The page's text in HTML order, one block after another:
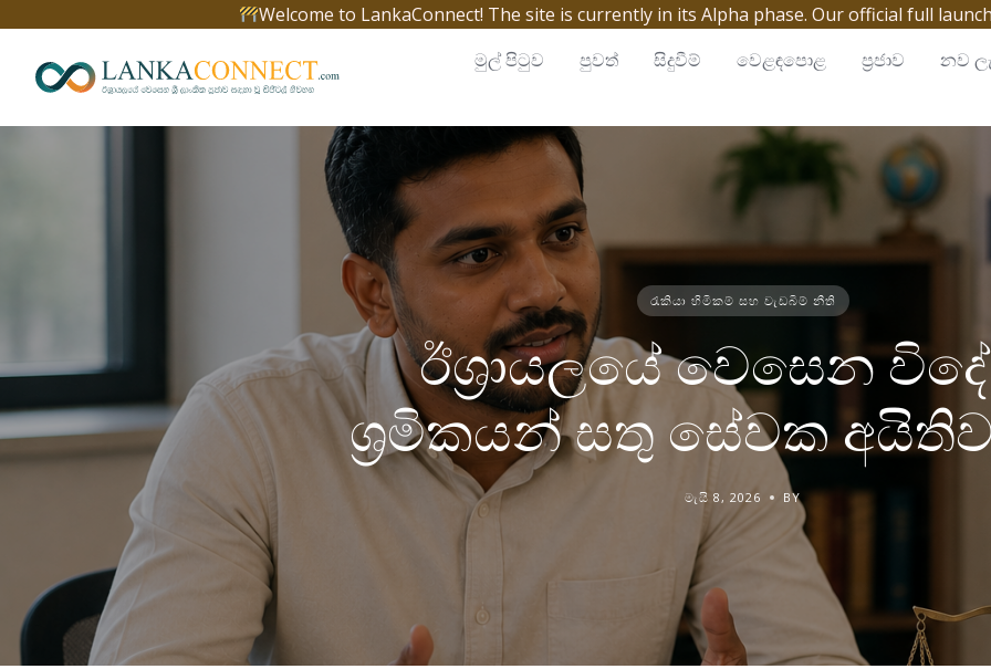
Welcome to LankaConnect! The site is currently in its Alpha phase. Our official full
content
මුල් පිටුව පුවත් සිදුවීම් වෙළඳපොළ ප්‍රජාව නව
රැකියා හිමිකම් සහ වැඩබිම් නීති
ඊශ්‍රායලයේ වෙසෙන
ශ්‍රමිකයන් සතු සේවක
මැයි 8, 2026 BY